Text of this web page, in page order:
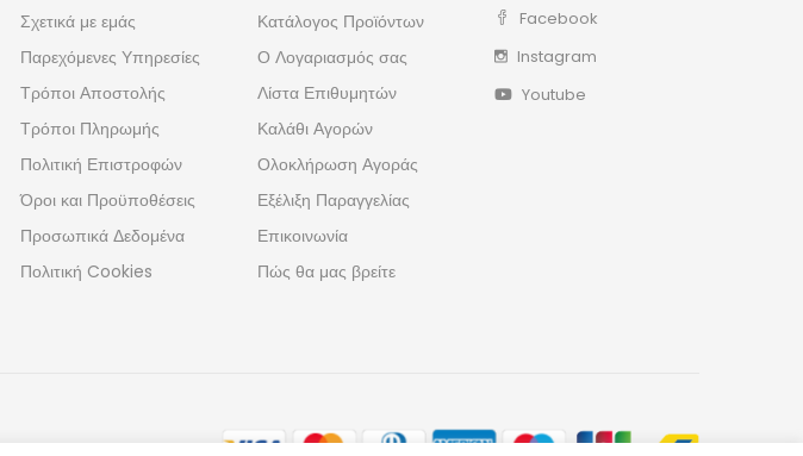
Σχετικά με εμάς
Παρεχόμενες Υπηρεσίες
Τρόποι Αποστολής
Τρόποι Πληρωμής
Πολιτική Επιστροφών
Όροι και Προϋποθέσεις
Προσωπικά Δεδομένα
Πολιτική Cookies
Κατάλογος Προϊόντων
Ο Λογαριασμός σας
Λίστα Επιθυμητών
Καλάθι Αγορών
Ολοκλήρωση Αγοράς
Εξέλιξη Παραγγελίας
Επικοινωνία
Πώς θα μας βρείτε
Facebook
Instagram
Youtube